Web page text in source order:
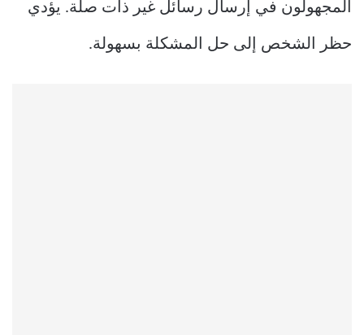
المجهولون في إرسال رسائل غير ذات صلة. يؤدي
حظر الشخص إلى حل المشكلة بسهولة.